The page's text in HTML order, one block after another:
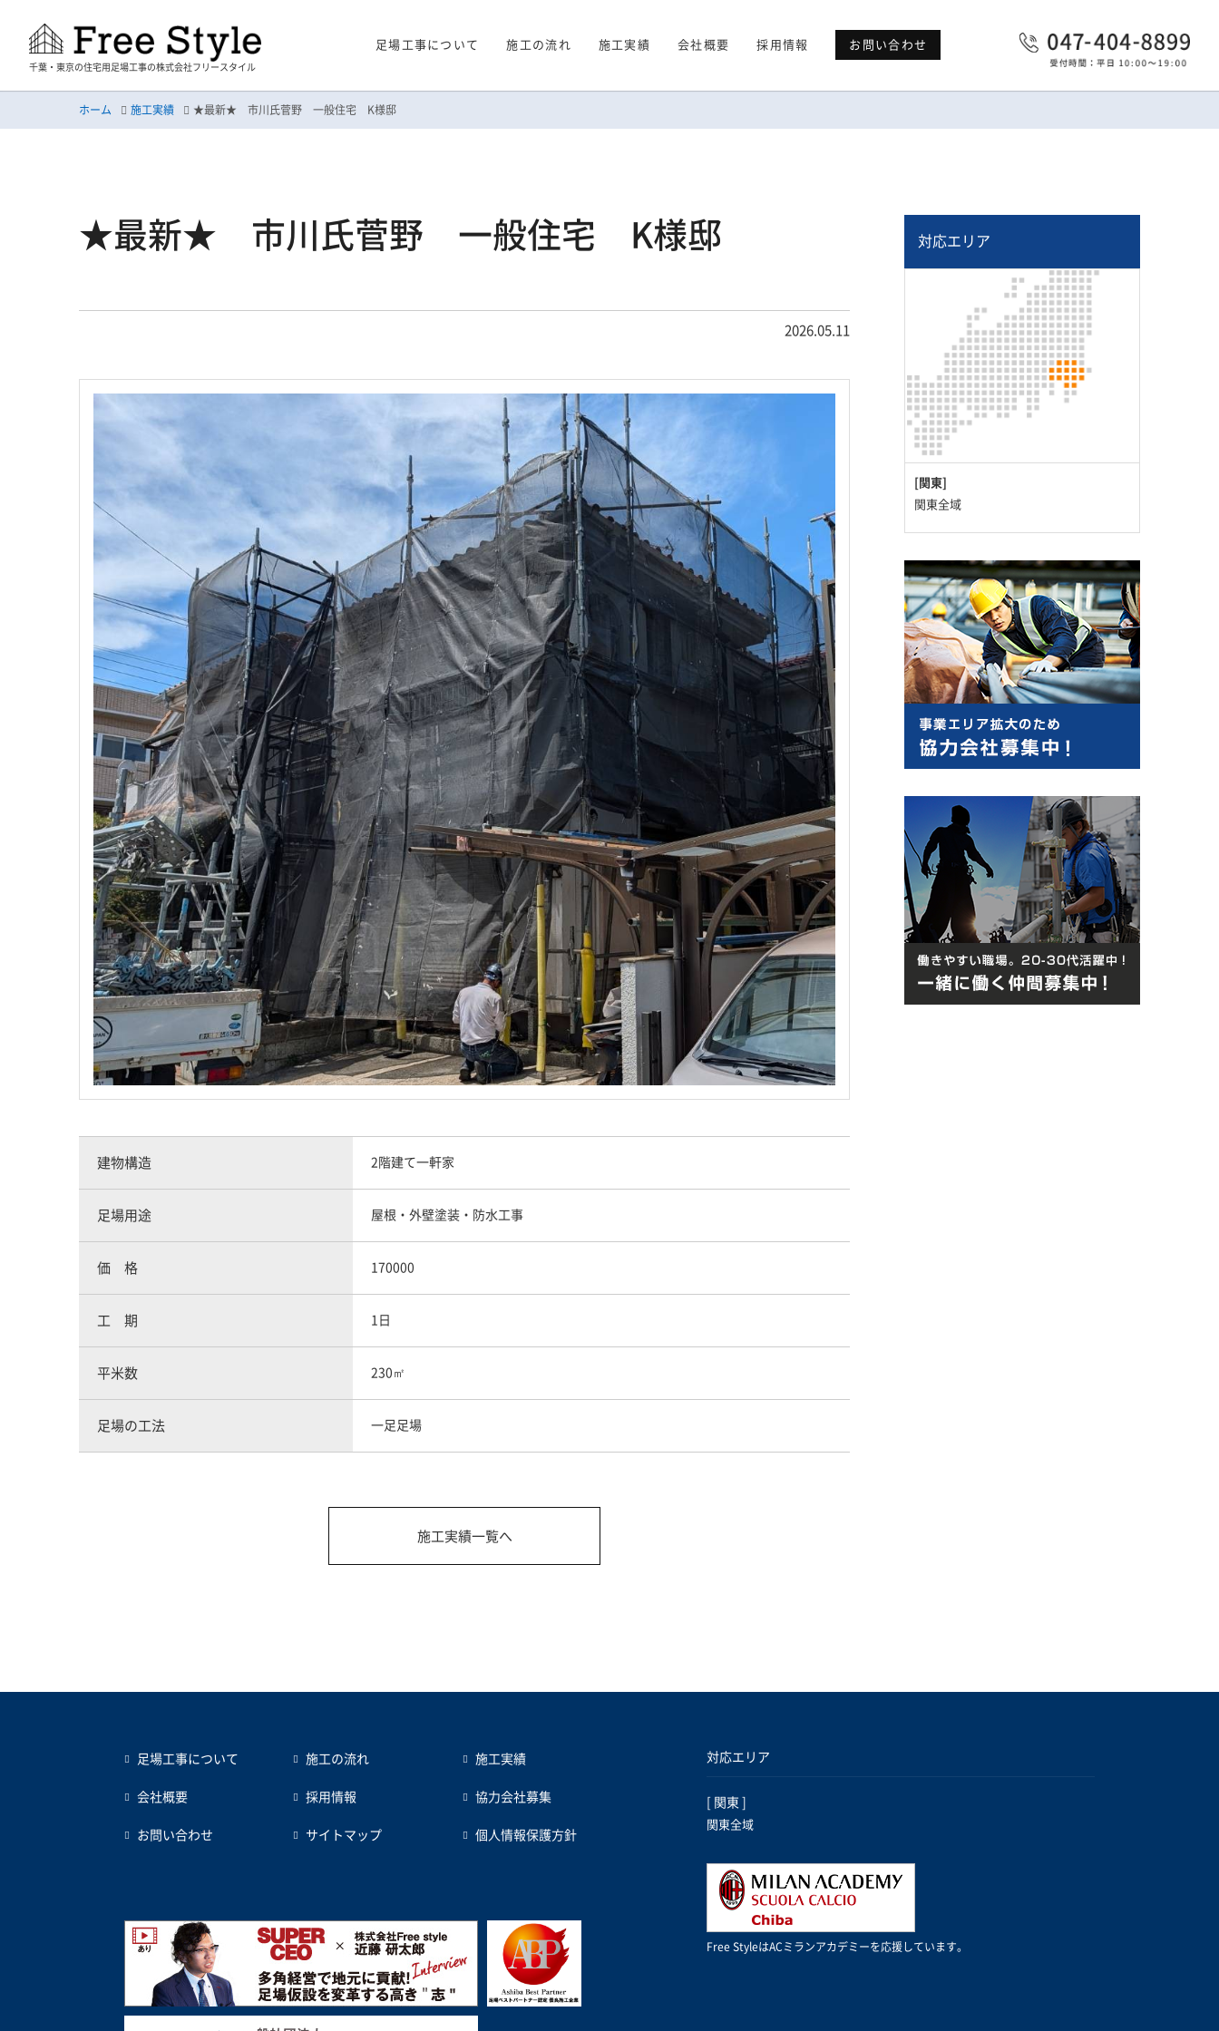
千葉・東京の住宅用足場工事の株式会社フリースタイル
足場工事について 施工の流れ 施工実績 会社概要 採用情報 お問い合わせ
ホーム 施工実績 ★最新★ 市川氏菅野 一般住宅 K様邸
★最新★ 市川氏菅野 一般住宅 K様邸
2026.05.11
建物構造 2階建て一軒家
足場用途 屋根・外壁塗装・防水工事
価 格 170000
工 期 1日
平米数 230㎡
足場の工法 一足足場
施工実績一覧へ
対応エリア
[関東]
関東全域
足場工事について 施工の流れ 施工実績
会社概要 採用情報 協力会社募集
お問い合わせ サイトマップ 個人情報保護方針
対応エリア
[ 関東 ]
関東全域
Free StyleはACミランアカデミーを応援しています。